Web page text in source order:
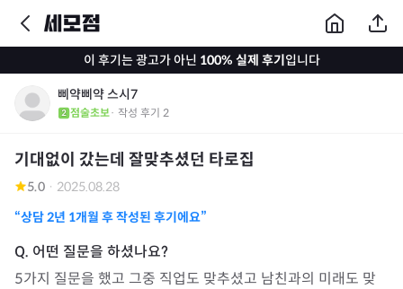
이 후기는 광고가 아닌 100% 실제 후기입니다
삐약삐약 스시7
점술초보· 작성 후기 2
기대없이 갔는데 잘맞추셨던 타로집
5.0 · 2025.08.28
“상담2년 1개월 후 작성된 후기에요”
5가지 질문을 했고 그중 직업도 맞추셨고 남친과의 미래도 맞